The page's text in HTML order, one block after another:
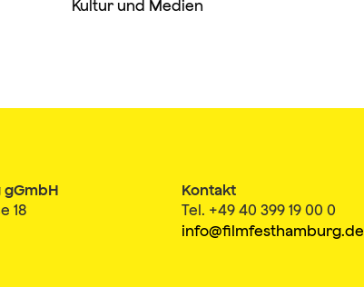
18
Kontakt
Tel. +49 40 399 19 00 0
info@filmfesthamburg.de